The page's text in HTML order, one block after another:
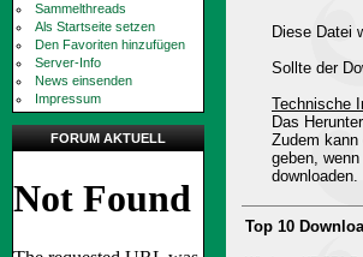
Sammelthreads
Als Startseite setzen
Den Favoriten hinzufügen
Server-Info
News einsenden
Impressum
FORUM AKTUELL
Diese Datei
Sollte der
Technische
Das
Zudem kann
geben,
downloaden.
Top 10